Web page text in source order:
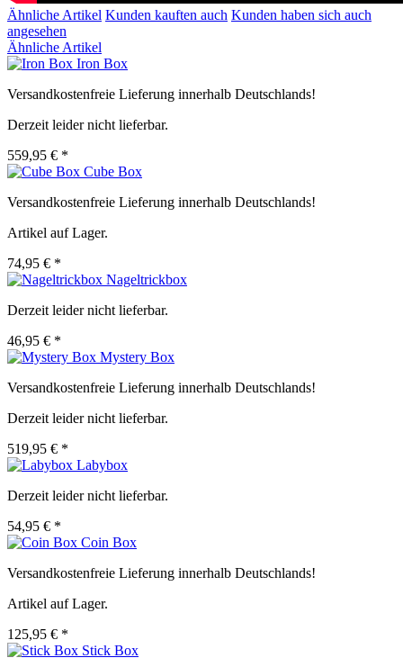
Ähnliche Artikel Kunden kauften auch Kunden haben sich auch
angesehen
Ähnliche Artikel
Iron Box
Versandkostenfreie Lieferung innerhalb Deutschlands!
Derzeit leider nicht lieferbar.
559,95 € *
Cube Box
Versandkostenfreie Lieferung innerhalb Deutschlands!
Artikel auf Lager.
74,95 € *
Nageltrickbox
Derzeit leider nicht lieferbar.
46,95 € *
Mystery Box
Versandkostenfreie Lieferung innerhalb Deutschlands!
Derzeit leider nicht lieferbar.
519,95 € *
Labybox
Derzeit leider nicht lieferbar.
54,95 € *
Coin Box
Versandkostenfreie Lieferung innerhalb Deutschlands!
Artikel auf Lager.
125,95 € *
Stick Box